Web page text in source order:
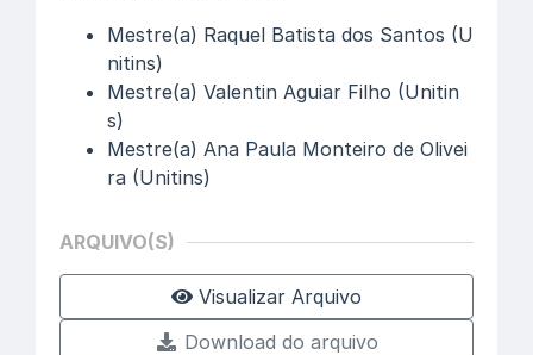
Mestre(a) Raquel Batista dos Santos (U
nitins)
Mestre(a) Valentin Aguiar Filho (Unitin
s)
Mestre(a) Ana Paula Monteiro de Olivei
ra (Unitins)
ARQUIVO(S)
Visualizar Arquivo
Download do arquivo